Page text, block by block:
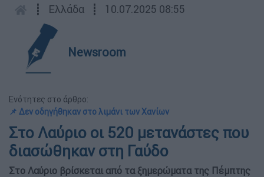
┋ Ελλάδα ┋ 10.07.2025 08:55
Newsroom
Ενότητες στο άρθρο:
📌 Δεν οδηγήθηκαν στο λιμάνι των Χανίων
Στο Λαύριο οι 520 μετανάστες που
διασώθηκαν στη Γαύδο
Στο Λαύριο βρίσκεται από τα ξημερώματα της Πέμπτης